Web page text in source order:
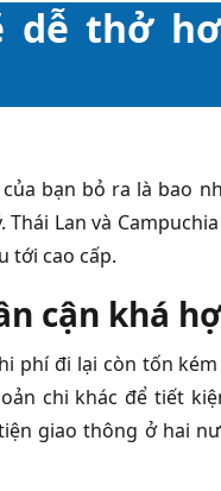
dễ thở
bạn bỏ ra là bao
Lan và
tới cao cấp.
cận khá
phí đi lại còn tốn kém
chi khác để tiết
giao thông ở hai